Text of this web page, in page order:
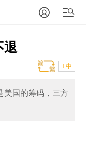
退
T中
美国的筹码，三方